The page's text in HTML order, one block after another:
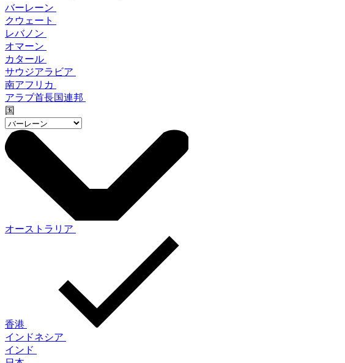
バーレーン
クウェート
レバノン
オマーン
カタール
サウジアラビア
南アフリカ
アラブ首長国連邦
国
オーストラリア
香港
インドネシア
インド